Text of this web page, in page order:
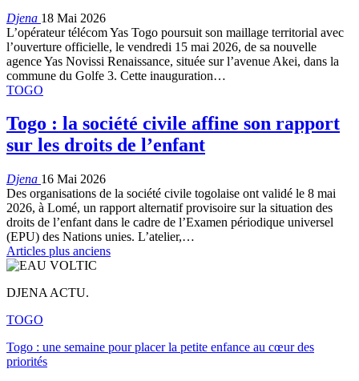
Djena 18 Mai 2026
L’opérateur télécom Yas Togo poursuit son maillage territorial avec
l’ouverture officielle, le vendredi 15 mai 2026, de sa nouvelle
agence Yas Novissi Renaissance, située sur l’avenue Akei, dans la
commune du Golfe 3. Cette inauguration…
TOGO
Togo : la société civile affine son rapport
sur les droits de l’enfant
Djena 16 Mai 2026
Des organisations de la société civile togolaise ont validé le 8 mai
2026, à Lomé, un rapport alternatif provisoire sur la situation des
droits de l’enfant dans le cadre de l’Examen périodique universel
(EPU) des Nations unies. L’atelier,…
Articles plus anciens
DJENA ACTU.
TOGO
Togo : une semaine pour placer la petite enfance au cœur des
priorités